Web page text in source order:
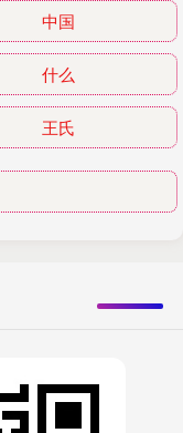
中国
什么
王氏